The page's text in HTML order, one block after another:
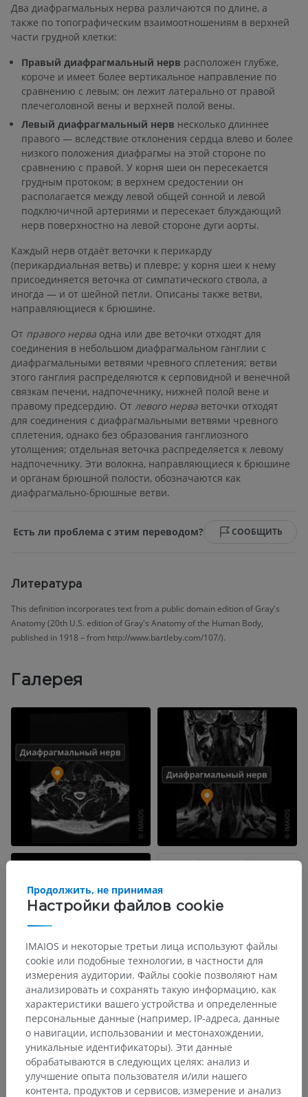
Два диафрагмальных нерва различаются по длине, а
также по топографическим взаимоотношениям в верхней
части грудной клетки:
Правый диафрагмальный нерв расположен глубже,
короче и имеет более вертикальное направление по
сравнению с левым; он лежит латерально от правой
плечеголовной вены и верхней полой вены.
Левый диафрагмальный нерв несколько длиннее
правого — вследствие отклонения сердца влево и более
низкого положения диафрагмы на этой стороне по
сравнению с правой. У корня шеи он пересекается
грудным протоком; в верхнем средостении он
располагается между левой общей сонной и левой
подключичной артериями и пересекает блуждающий
нерв поверхностно на левой стороне дуги аорты.
Каждый нерв отдаёт веточки к перикарду
(перикардиальная ветвь) и плевре; у корня шеи к нему
присоединяется веточка от симпатического ствола, а
иногда — и от шейной петли. Описаны также ветви,
направляющиеся к брюшине.
От правого нерва одна или две веточки отходят для
соединения в небольшом диафрагмальном ганглии с
диафрагмальными ветвями чревного сплетения; ветви
этого ганглия распределяются к серповидной и венечной
связкам печени, надпочечнику, нижней полой вене и
правому предсердию. От левого нерва веточки отходят
для соединения с диафрагмальными ветвями чревного
сплетения, однако без образования ганглиозного
утолщения; отдельная веточка распределяется к левому
надпочечнику. Эти волокна, направляющиеся к брюшине
и органам брюшной полости, обозначаются как
диафрагмально-брюшные ветви.
Есть ли проблема с этим переводом? СООБЩИТЬ
Литература
This definition incorporates text from a public domain edition of Gray's
Anatomy (20th U.S. edition of Gray's Anatomy of the Human Body,
published in 1918 – from http://www.bartleby.com/107/).
Галерея
Настройки файлов cookie
Продолжить, не принимая
IMAIOS и некоторые третьи лица используют файлы
cookie или подобные технологии, в частности для
измерения аудитории. Файлы cookie позволяют нам
анализировать и сохранять такую информацию, как
характеристики вашего устройства и определенные
персональные данные (например, IP-адреса, данные
о навигации, использовании и местонахождении,
уникальные идентификаторы). Эти данные
обрабатываются в следующих целях: анализ и
улучшение опыта пользователя и/или нашего
контента, продуктов и сервисов, измерение и анализ